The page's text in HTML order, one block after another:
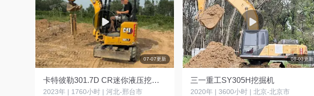
07-07更新
卡特彼勒301.7D CR迷你液压挖掘机
2023年 | 1760小时 | 河北-邢台市
08-03更新
三一重工SY305H挖掘机
2020年 | 3600小时 | 北京-北京市